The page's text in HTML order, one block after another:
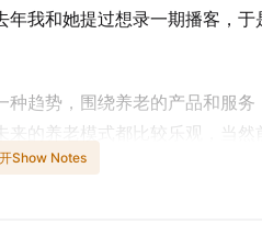
年我和她提过想录一期播客，于
趋势，围绕养老的产品和服务
来的养老模式都比较乐观，当然
可以给听到的你一点小小的启发
Show Notes